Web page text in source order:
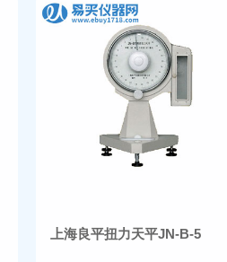
上海良平扭力天平JN-B-5